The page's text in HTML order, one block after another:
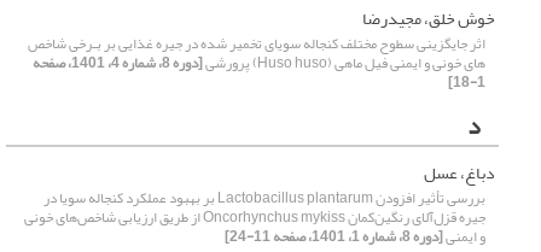
خوش خلق، مجیدرضا
اثر جایگزینی سطوح مختلف کنجاله سویای تخمیر شده در جیره غذایی بر بـرخی شاخص
های خونی و ایمنی فیل ماهی (Huso huso) پرورشی [دوره 8، شماره 4، 1401، صفحه
1-18]
د
دباغ، عسل
بررسی تأثیر افزودن Lactobacillus plantarum بر بهبود عملکرد کنجاله سویا در
جیره قزل‌آلای رنگین‌کمان Oncorhynchus mykiss از طریق ارزیابی شاخص‌های خونی
و ایمنی[دوره 8، شماره 1، 1401، صفحه 11-24]